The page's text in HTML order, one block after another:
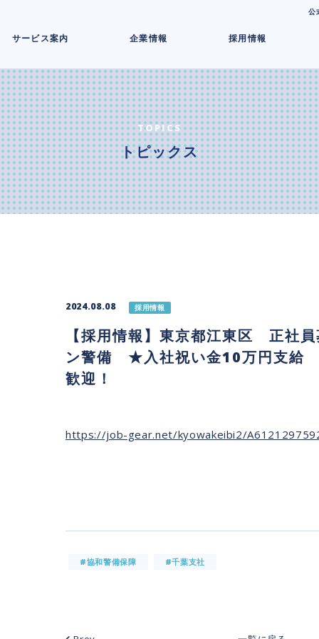
公
ツ
へ
ス
キ
ッ
プ
サービス案内 企業情報 採用情報
TOPICS
トピックス
2024.08.08 採用情報
【採用情報】東京都江東区 正社
ン警備 ★入社祝い金10万円支給
歓迎！
https://job-gear.net/kyowakeibi2/
#協和警備保障 #千葉支社